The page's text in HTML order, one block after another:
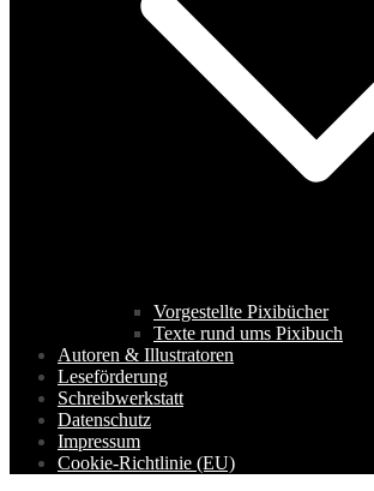
Vorgestellte Pixibücher
Texte rund ums Pixibuch
Autoren & Illustratoren
Leseförderung
Schreibwerkstatt
Datenschutz
Impressum
Cookie-Richtlinie (EU)